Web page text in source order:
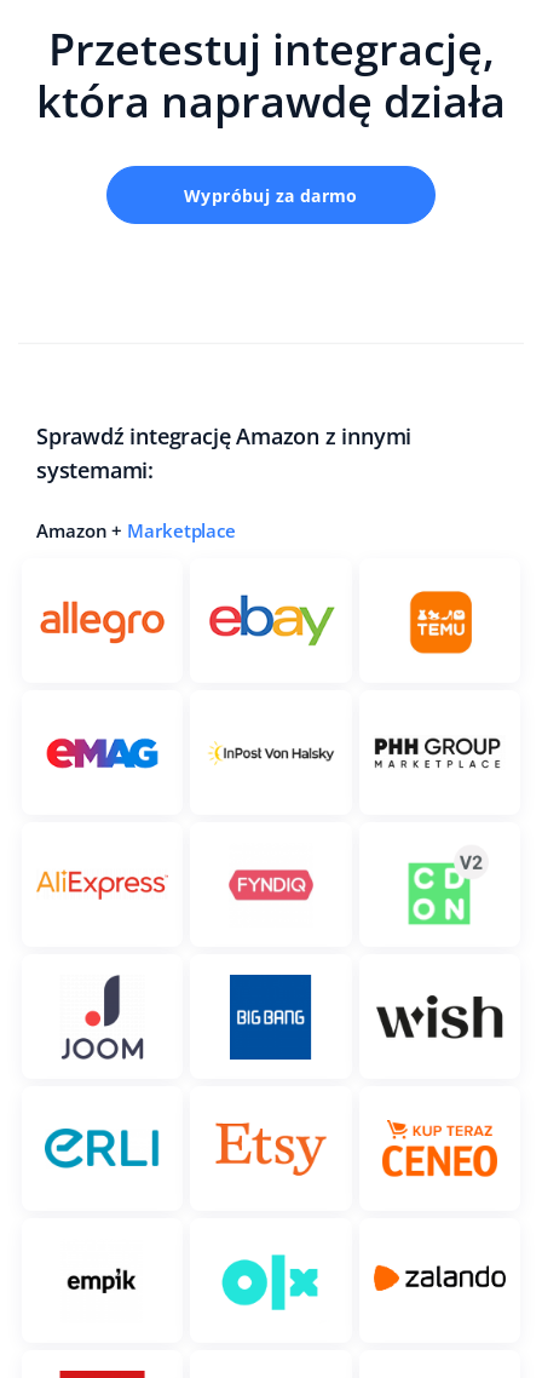
Przetestuj integrację,
która naprawdę działa
Wypróbuj za darmo
Sprawdź integrację Amazon z innymi
systemami:
Amazon + Marketplace